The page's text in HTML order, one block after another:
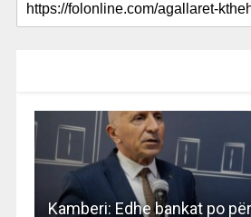
Kamberi: Edhe bankat po